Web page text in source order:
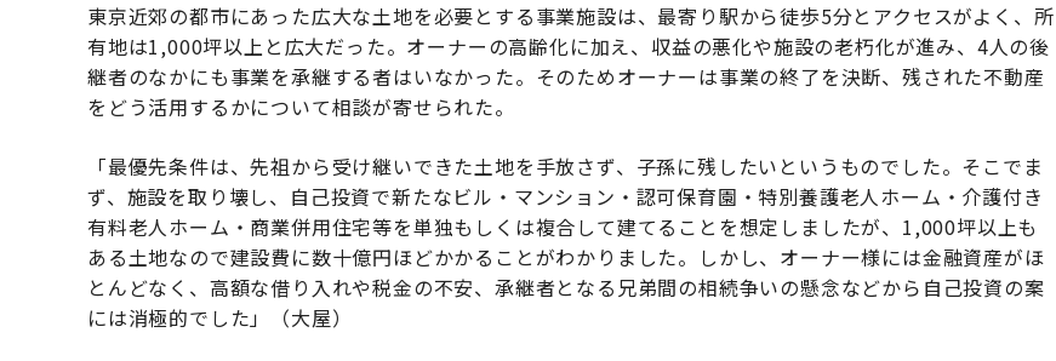
東京近郊の都市にあった広大な土地を必要とする事業施設は、最寄り駅から徒歩5分とアクセスがよく、所
有地は1,000坪以上と広大だった。オーナーの高齢化に加え、収益の悪化や施設の老朽化が進み、4人の後
継者のなかにも事業を承継する者はいなかった。そのためオーナーは事業の終了を決断、残された不動産
をどう活用するかについて相談が寄せられた。
「最優先条件は、先祖から受け継いできた土地を手放さず、子孫に残したいというものでした。そこでま
ず、施設を取り壊し、自己投資で新たなビル・マンション・認可保育園・特別養護老人ホーム・介護付き
有料老人ホーム・商業併用住宅等を単独もしくは複合して建てることを想定しましたが、1,000坪以上も
ある土地なので建設費に数十億円ほどかかることがわかりました。しかし、オーナー様には金融資産がほ
とんどなく、高額な借り入れや税金の不安、承継者となる兄弟間の相続争いの懸念などから自己投資の案
には消極的でした」（大屋）